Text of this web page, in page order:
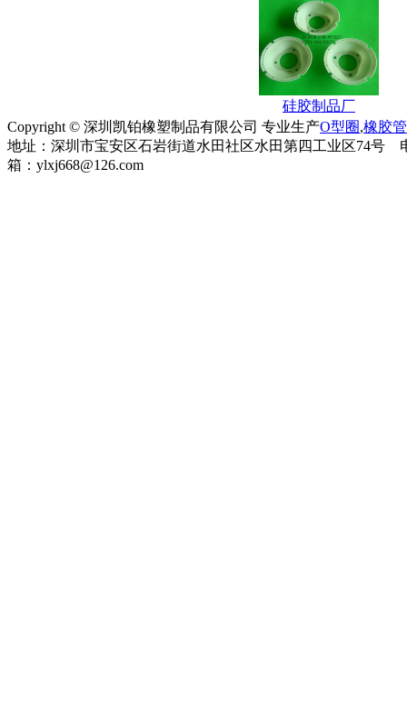
硅胶制品厂
Copyright © 深圳凯铂橡塑制品有限公司 专业生产O型圈,橡胶管
地址：深圳市宝安区石岩街道水田社区水田第四工业区74号
箱：ylxj668@126.com